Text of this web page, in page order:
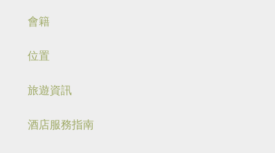
會籍
位置
旅遊資訊
酒店服務指南